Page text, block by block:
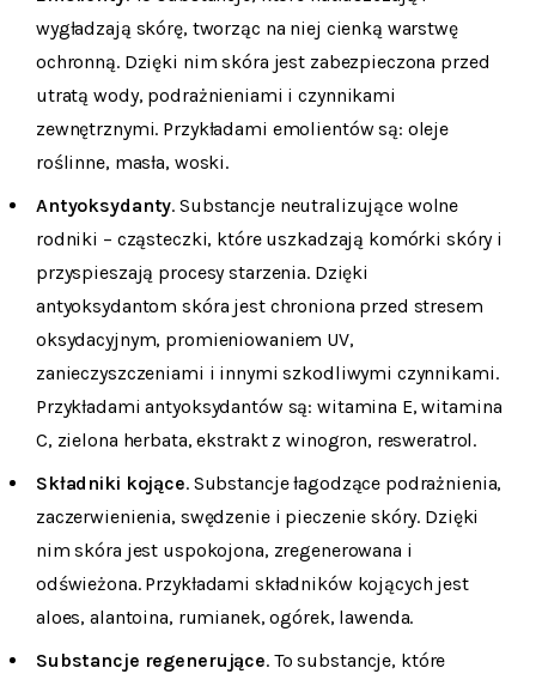
wygładzają skórę, tworząc na niej cienką warstwę
ochronną. Dzięki nim skóra jest zabezpieczona przed
utratą wody, podrażnieniami i czynnikami
zewnętrznymi. Przykładami emolientów są: oleje
roślinne, masła, woski.
Antyoksydanty. Substancje neutralizujące wolne
rodniki – cząsteczki, które uszkadzają komórki skóry i
przyspieszają procesy starzenia. Dzięki
antyoksydantom skóra jest chroniona przed stresem
oksydacyjnym, promieniowaniem UV,
zanieczyszczeniami i innymi szkodliwymi czynnikami.
Przykładami antyoksydantów są: witamina E, witamina
C, zielona herbata, ekstrakt z winogron, resweratrol.
Składniki kojące. Substancje łagodzące podrażnienia,
zaczerwienienia, swędzenie i pieczenie skóry. Dzięki
nim skóra jest uspokojona, zregenerowana i
odświeżona. Przykładami składników kojących jest
aloes, alantoina, rumianek, ogórek, lawenda.
Substancje regenerujące. To substancje, które